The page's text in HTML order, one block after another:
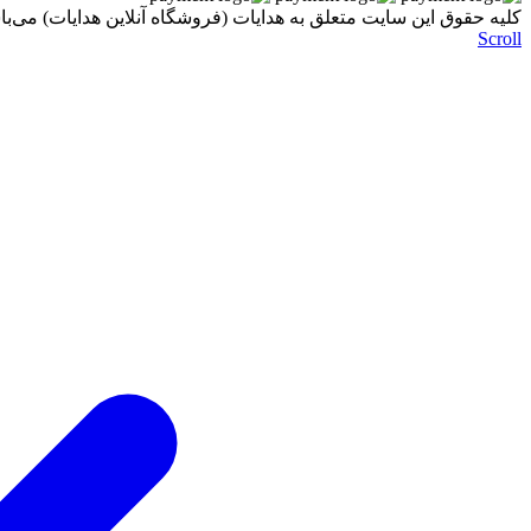
کليه حقوق اين سايت متعلق به هدایات (فروشگاه آنلاین هدایات)
Scroll